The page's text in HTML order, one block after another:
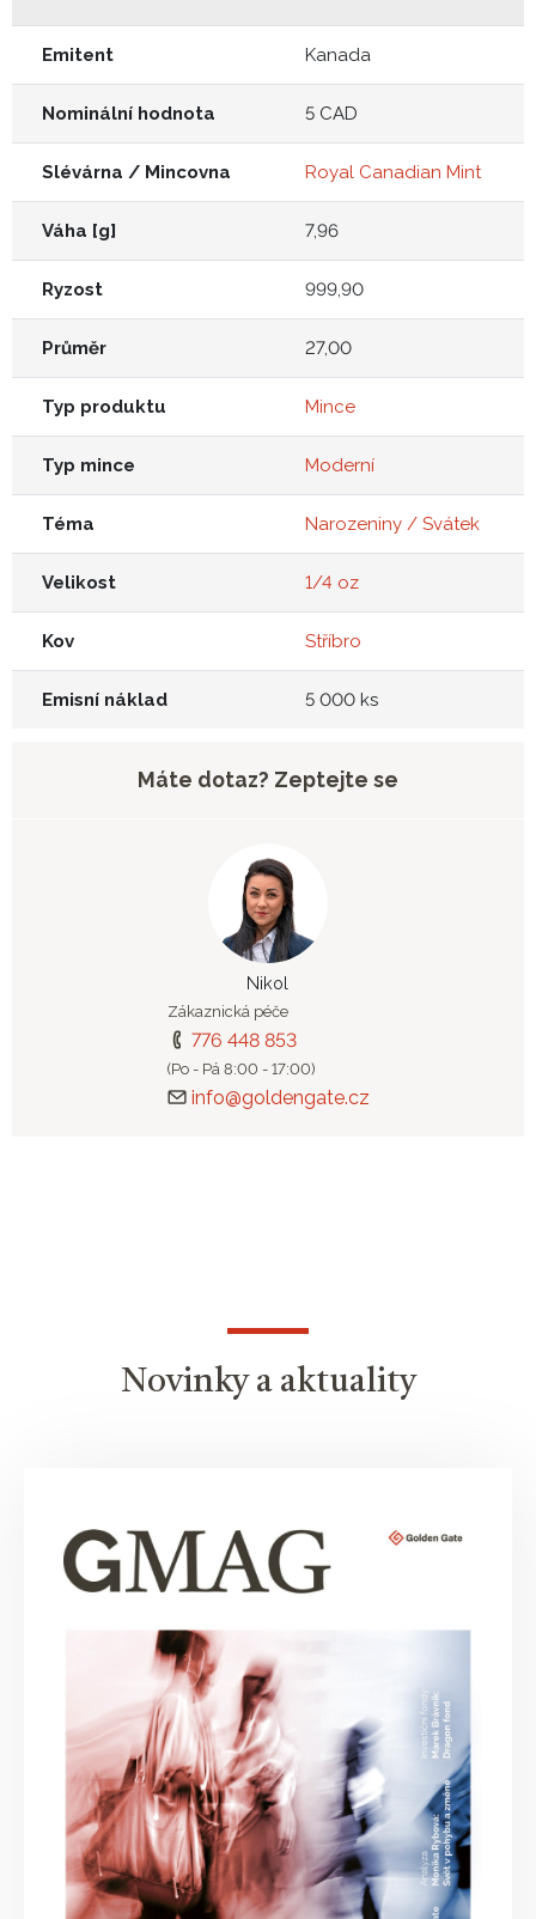
Emitent Kanada
Nominální hodnota 5 CAD
Slévárna / Mincovna Royal Canadian Mint
Váha [g] 7,96
Ryzost 999,90
Průměr 27,00
Typ produktu Mince
Typ mince Moderní
Téma Narozeniny / Svátek
Velikost 1/4 oz
Kov Stříbro
Emisní náklad 5 000 ks
Máte dotaz? Zeptejte se
Nikol
Zákaznická péče
776 448 853
(Po - Pá 8:00 - 17:00)
info@goldengate.cz
Novinky a aktuality